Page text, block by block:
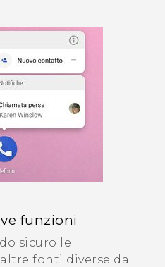
funzioni
sicuro le
fonti diverse da